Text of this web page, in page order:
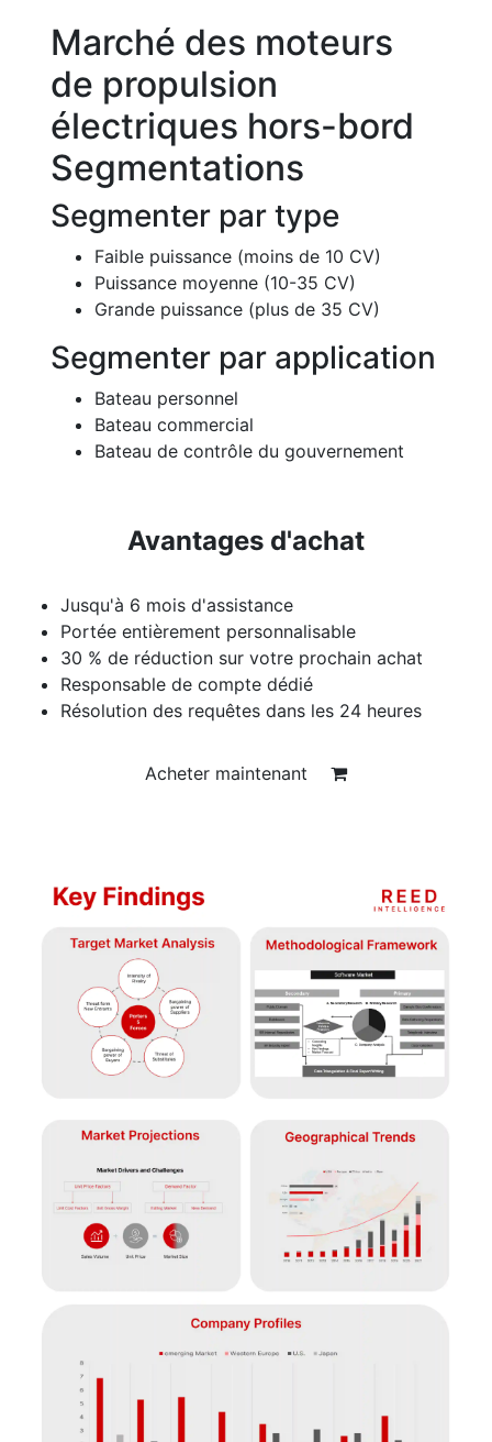
Marché des moteurs
de propulsion
électriques hors-bord
Segmentations
Segmenter par type
Faible puissance (moins de 10 CV)
Puissance moyenne (10-35 CV)
Grande puissance (plus de 35 CV)
Segmenter par application
Bateau personnel
Bateau commercial
Bateau de contrôle du gouvernement
Avantages d'achat
Jusqu'à 6 mois d'assistance
Portée entièrement personnalisable
30 % de réduction sur votre prochain achat
Responsable de compte dédié
Résolution des requêtes dans les 24 heures
Acheter maintenant